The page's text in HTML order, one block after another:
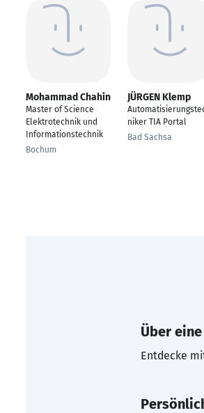
Mohammad Chahin
Master of Science
Elektrotechnik und
Informationstechnik
Bochum
JÜRGEN Klemp
niker TIA Portal
Bad Sachsa
Über
Entdecke